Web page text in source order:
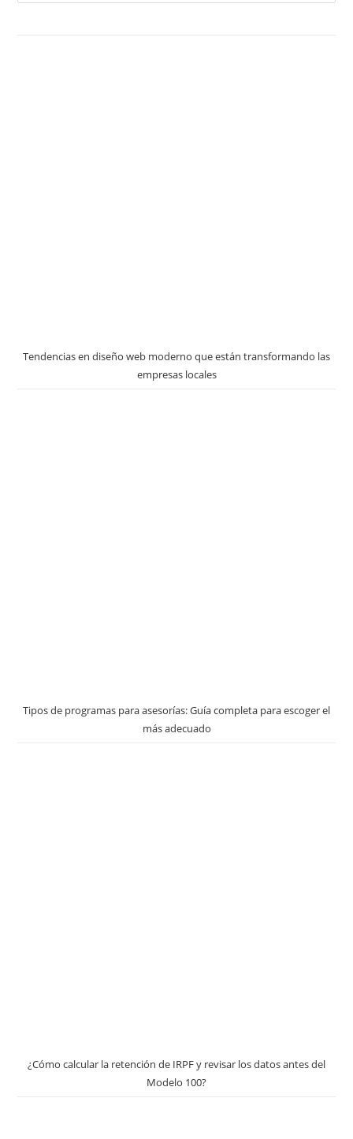
Tendencias en diseño web moderno que están transformando las
empresas locales
Tipos de programas para asesorías: Guía completa para escoger el
más adecuado
¿Cómo calcular la retención de IRPF y revisar los datos antes del
Modelo 100?